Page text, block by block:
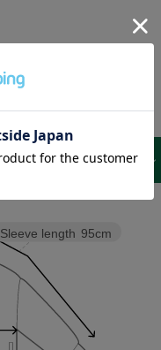
レビュー
Sleeve length 95cm